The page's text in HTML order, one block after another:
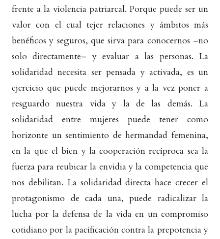
frente a la violencia patriarcal. Porque puede ser un
valor con el cual tejer relaciones y ámbitos más
benéficos y seguros, que sirva para conocernos –no
solo directamente– y evaluar a las personas. La
solidaridad necesita ser pensada y activada, es un
ejercicio que puede mejorarnos y a la vez poner a
resguardo nuestra vida y la de las demás. La
solidaridad entre mujeres puede tener como
horizonte un sentimiento de hermandad femenina,
en la que el bien y la cooperación recíproca sea la
fuerza para reubicar la envidia y la competencia que
nos debilitan. La solidaridad directa hace crecer el
protagonismo de cada una, puede radicalizar la
lucha por la defensa de la vida en un compromiso
cotidiano por la pacificación contra la prepotencia y